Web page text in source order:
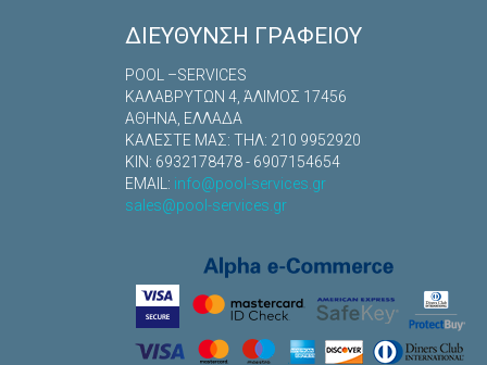
ΔΙΕΎΘΥΝΣΗ ΓΡΑΦΕΊΟΥ
POOL –SERVICES
ΚΑΛΑΒΡYΤΩΝ 4, ΆΛΙΜΟΣ 17456
ΑΘΗΝΑ, ΕΛΛΑΔΑ
ΚΑΛΕΣΤΕ ΜΑΣ: TΗΛ: 210 9952920
ΚΙΝ: 6932178478 - 6907154654
EMAIL: info@pool-services.gr
sales@pool-services.gr